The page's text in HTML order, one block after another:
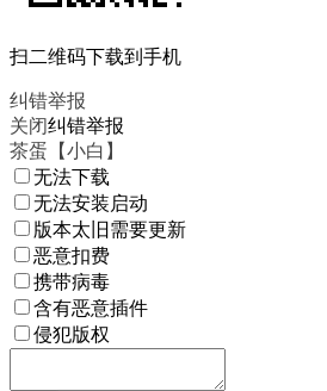
扫二维码下载到手机
纠错举报
关闭纠错举报
茶蛋【小白】
无法下载
无法安装启动
版本太旧需要更新
恶意扣费
携带病毒
含有恶意插件
侵犯版权